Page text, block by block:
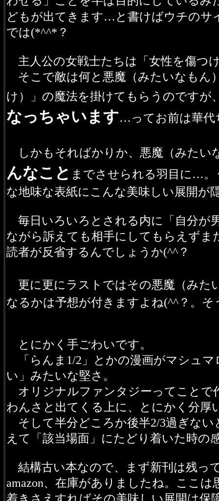
どもが出てきます…と書けばウチのサ
では(*^^*？
主人公の女戦士たちは「女性を傷つ
そこで敵は何と悪魔（みたいなもん
け）」の魔法を掛けてもらうのですが
なっちゃいます…ってお前は華代
しかもそればかりか、悪魔（みたい
んなこと までさせられる羽目に…
な地味な表紙にこんな美味しい展開が
毎日いろいろとされる内に「自分が
ながら訴えても相手にしてもらえず
読者が反省するんでしょうか(^^？
更に更にラストではその悪魔（みた
なるかは予想が付きますよね(^^？。
とにかく手ごわいです。
「らんま1/2」とかの漫画がマシュ
い」みたいな堅さ。
オリジナルファンタジーってことで
わんさと出てくる上に、とにかく分厚
そして半分どころか後半2/3過ぎない
えて「該当場面」にたどり着いた時の
結構古い本なので、まず新刊は残っ
amazon、在庫がありましたね。ここ